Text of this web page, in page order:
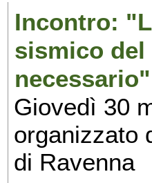
Incontro:
sismico
Giovedì 30
organizzato
di Ravenna